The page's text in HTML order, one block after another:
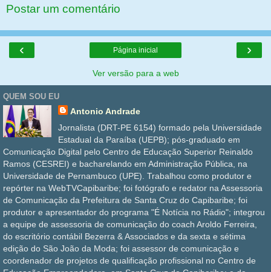
Postar um comentário
‹ ›
Página inicial
Ver versão para a web
QUEM SOU EU
Antonio Andrade
Jornalista (DRT-PE 6154) formado pela Universidade
Estadual da Paraíba (UEPB); pós-graduado em
Comunicação Digital pelo Centro de Educação Superior Reinaldo
Ramos (CESREI) e bacharelando em Administração Pública, na
Universidade de Pernambuco (UPE). Trabalhou como produtor e
repórter na WebTVCapibaribe; foi fotógrafo e redator na Assessoria
de Comunicação da Prefeitura de Santa Cruz do Capibaribe; foi
produtor e apresentador do programa "É Notícia no Rádio"; integrou
a equipe de assessoria de comunicação do coach Aroldo Ferreira,
do escritório contábil Bezerra & Associados e da sexta e sétima
edição do São João da Moda; foi assessor de comunicação e
coordenador de projetos de qualificação profissional no Centro de